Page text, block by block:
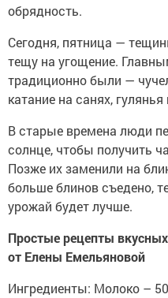
обрядность.
Сегодня, пятница —
тещу на угощение.
традиционно были —
катание на санях,
В старые времена люди
солнце, чтобы получить
Позже их заменили на
больше блинов съедено,
урожай будет лучше.
Простые рецепты
от Елены Емельяновой
Ингредиенты: Молоко –